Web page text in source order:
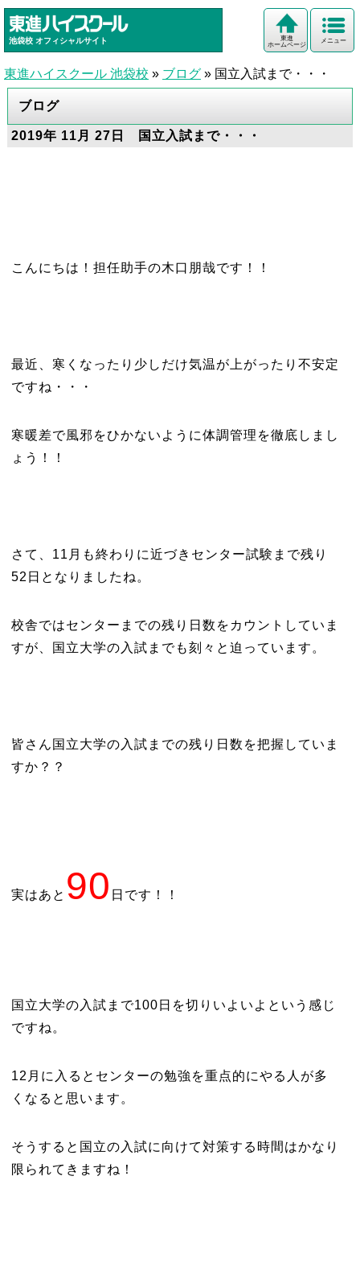
池袋校 オフィシャルサイト メニュー
東進
ホームページ
東進ハイスクール 池袋校 » ブログ » 国立入試まで・・・
ブログ
2019年 11月 27日 国立入試まで・・・
こんにちは！担任助手の木口朋哉です！！
最近、寒くなったり少しだけ気温が上がったり不安定
ですね・・・
寒暖差で風邪をひかないように体調管理を徹底しまし
ょう！！
さて、11月も終わりに近づきセンター試験まで残り
52日となりましたね。
校舎ではセンターまでの残り日数をカウントしていま
すが、国立大学の入試までも刻々と迫っています。
皆さん国立大学の入試までの残り日数を把握していま
すか？？
実はあと 90 日です！！
国立大学の入試まで100日を切りいよいよという感じ
ですね。
12月に入るとセンターの勉強を重点的にやる人が多
くなると思います。
そうすると国立の入試に向けて対策する時間はかなり
限られてきますね！